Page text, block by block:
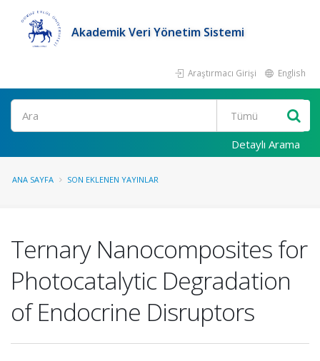
Akademik Veri Yönetim Sistemi
Araştırmacı Girişi English
Ara
Detaylı Arama
ANA SAYFA SON EKLENEN YAYINLAR
Ternary Nanocomposites for
Photocatalytic Degradation
of Endocrine Disruptors